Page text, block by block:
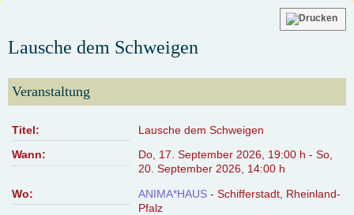
Lausche dem Schweigen
Veranstaltung
Titel:
Lausche dem Schweigen
Wann:
Do, 17. September 2026, 19:00 h - So,
20. September 2026, 14:00 h
Wo:
ANIMA*HAUS - Schifferstadt, Rheinland-
Pfalz